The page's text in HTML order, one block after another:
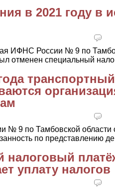
в 2021 году в
ИФНС России № 9 по
отменен специальный
9 по Тамбовской области
по представлению
налоговый
уплату налогов